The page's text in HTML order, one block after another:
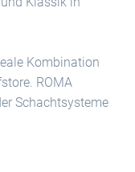
Kombination
ROMA
Schachtsysteme